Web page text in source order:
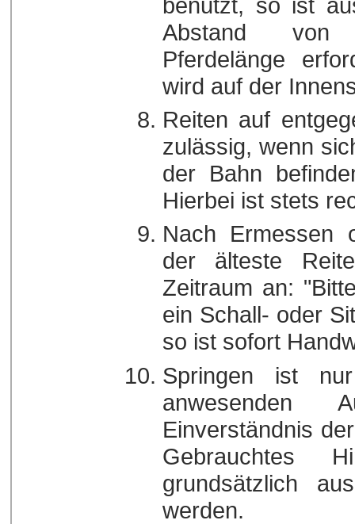
Abstand von
Pferdelänge
wird auf der
Reiten auf
zulässig, wenn
der Bahn
Hierbei ist stets
Nach Ermessen
der älteste
Zeitraum an:
ein Schall- oder
so ist sofort
Springen ist
anwesenden
Einverständnis
Gebrauchtes
grundsätzlich
werden.